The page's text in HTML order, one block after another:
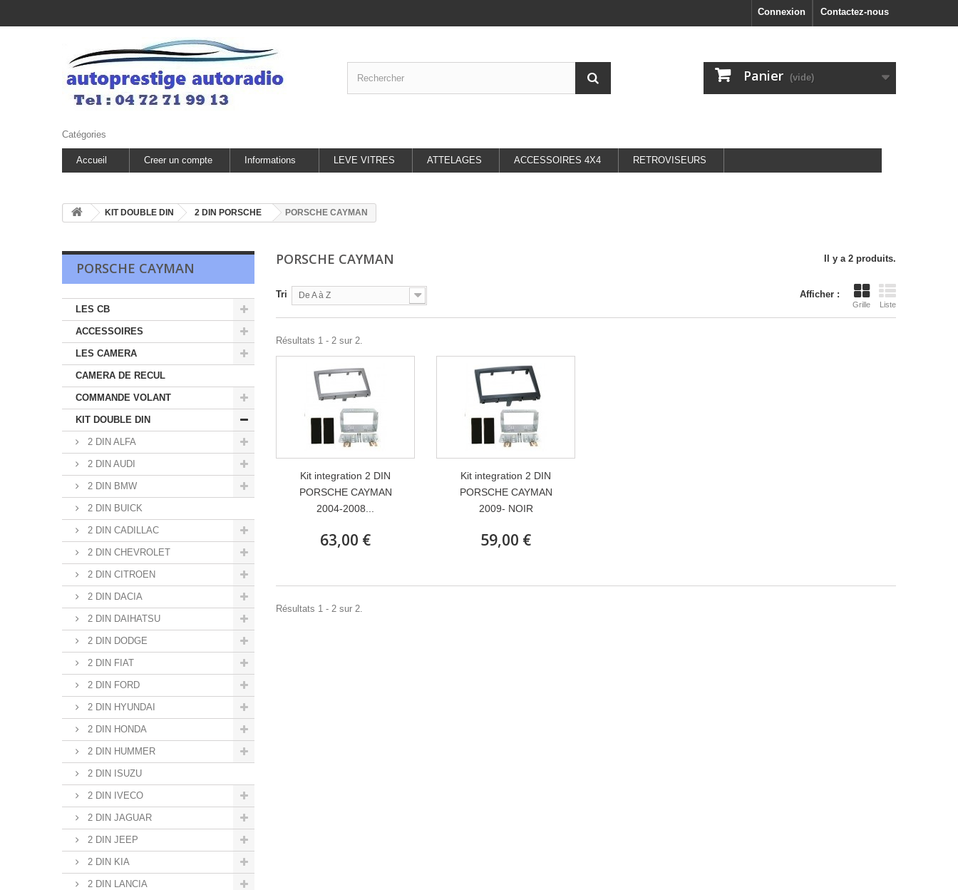
Contactez-nous
Connexion
Panier (vide)
Catégories
Accueil Creer un compte Informations LEVE VITRES ATTELAGES ACCESSOIRES 4X4 RETROVISEURS
KIT DOUBLE DIN 2 DIN PORSCHE PORSCHE CAYMAN
PORSCHE CAYMAN
LES CB
ACCESSOIRES
LES CAMERA
CAMERA DE RECUL
COMMANDE VOLANT
KIT DOUBLE DIN
2 DIN ALFA
2 DIN AUDI
2 DIN BMW
2 DIN BUICK
2 DIN CADILLAC
2 DIN CHEVROLET
2 DIN CITROEN
2 DIN DACIA
2 DIN DAIHATSU
2 DIN DODGE
2 DIN FIAT
2 DIN FORD
2 DIN HYUNDAI
2 DIN HONDA
2 DIN HUMMER
2 DIN ISUZU
2 DIN IVECO
2 DIN JAGUAR
2 DIN JEEP
2 DIN KIA
2 DIN LANCIA
PORSCHE CAYMAN Il y a 2 produits.
Afficher :
Grille Liste
Tri De A à Z
Résultats 1 - 2 sur 2.
Kit integration 2 DIN
PORSCHE CAYMAN
2004-2008...
63,00 €
Kit integration 2 DIN
PORSCHE CAYMAN
2009- NOIR
59,00 €
Résultats 1 - 2 sur 2.